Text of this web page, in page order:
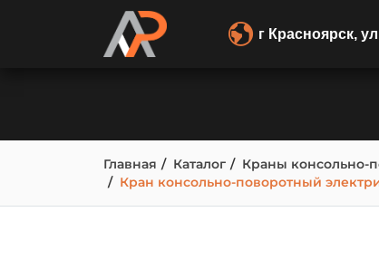
г Красноярск,
Главная Каталог Краны консольно-
Кран консольно-поворотный